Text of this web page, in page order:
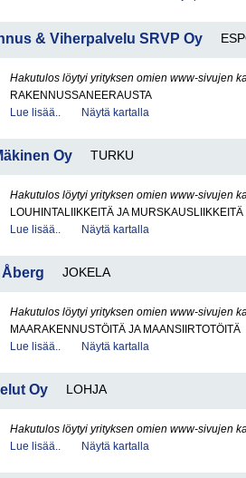
& Viherpalvelu SRVP Oy
Hakutulos löytyi yrityksen omien www-sivujen
RAKENNUSSANEERAUSTA
Lue lisää..
Näytä kartalla
Oy TURKU
Hakutulos löytyi yrityksen omien www-sivujen
LOUHINTALIIKKEITÄ JA MURSKAUSLIIKKEITÄ
Lue lisää..
Näytä kartalla
JOKELA
Hakutulos löytyi yrityksen omien www-sivujen
MAARAKENNUSTÖITÄ JA MAANSIIRTOTÖITÄ
Lue lisää..
Näytä kartalla
Oy LOHJA
Hakutulos löytyi yrityksen omien www-sivujen
Lue lisää..
Näytä kartalla